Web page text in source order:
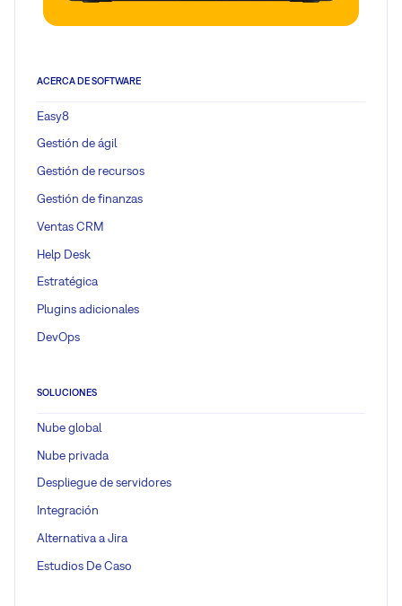
ACERCA DE SOFTWARE
Easy8
Gestión de ágil
Gestión de recursos
Gestión de finanzas
Ventas CRM
Help Desk
Estratégica
Plugins adicionales
DevOps
SOLUCIONES
Nube global
Nube privada
Despliegue de servidores
Integración
Alternativa a Jira
Estudios De Caso